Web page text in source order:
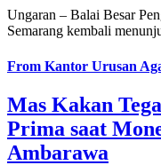
Ungaran – Balai Besar
Semarang kembali
From Kantor Urusan
Mas Kakan
Prima saat
Ambarawa